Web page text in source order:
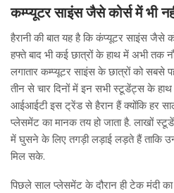
कम्प्यूटर साइंस जैसे कोर्स में भी
हैरानी की बात यह है कि कंप्यूटर साइंस जैसे
हफ्ते बाद भी कई छात्रों के हाथ में अभी तक
लगातार कम्प्यूटर साइंस के छात्रों को सबसे
तीन से चार दिनों में इन सभी स्टूडेंट्स के हाथ में
आईआईटी इस ट्रेंड से हैरान हैं क्योंकि हर
प्लेसमेंट का मानक तय हो जाता है. लाखों
में घुसने के लिए तगड़ी लड़ाई लड़ते हैं ताकि
मिल सके.
पिछले साल प्लेसमेंट के दौरान ही टेक मंदी